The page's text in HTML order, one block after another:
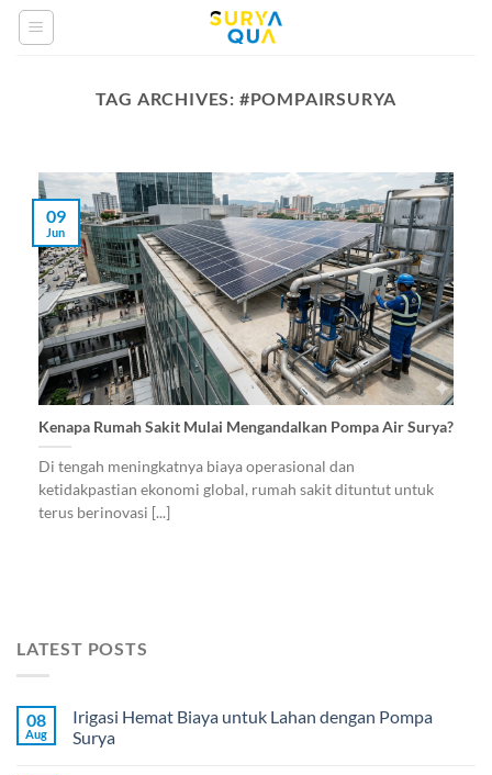
Skip
TAG ARCHIVES: #POMPAIRSURYA
Kenapa Rumah Sakit Mulai Mengandalkan Pompa Air Surya?
Di tengah meningkatnya biaya operasional dan
ketidakpastian ekonomi global, rumah sakit dituntut untuk
terus berinovasi [...]
09
Jun
LATEST POSTS
08
Aug
Irigasi Hemat Biaya untuk Lahan dengan Pompa
Surya